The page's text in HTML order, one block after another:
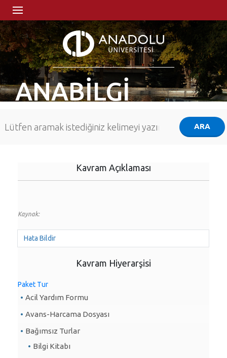
ANABİLGİ
Kavram Açıklaması
Kaynak:
Hata Bildir
Kavram Hiyerarşisi
Paket Tur
Acil Yardım Formu
Avans-Harcama Dosyası
Bağımsız Turlar
Bilgi Kitabı